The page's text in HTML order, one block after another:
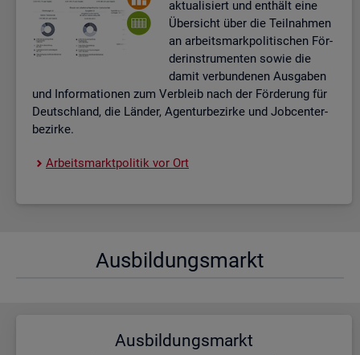
ak­tua­li­siert und ent­hält eine
Über­sicht über die Teil­nah­men
an ar­beits­mark­po­li­ti­schen För­
der­instru­men­ten sowie die
damit ver­bun­de­nen Aus­ga­ben
und In­for­ma­tio­nen zum Ver­bleib nach der För­de­rung für
Deutsch­land, die Län­der, Agen­tur­be­zir­ke und Job­cent­er­
be­zir­ke.
Ar­beits­markt­po­li­tik vor Ort
Aus­bil­dungs­markt
Aus­bil­dungs­markt